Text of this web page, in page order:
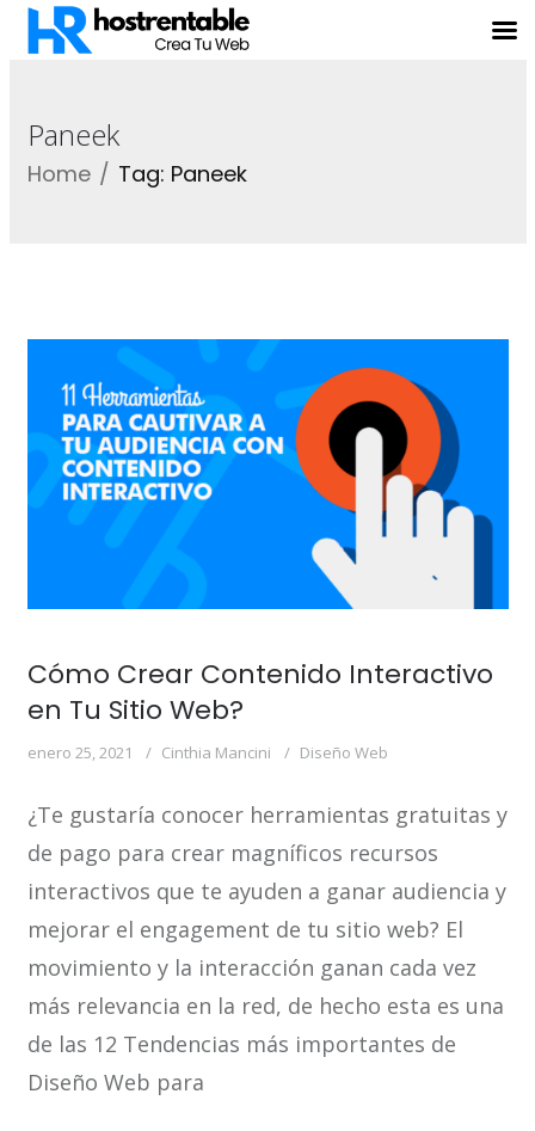
Paneek
Home Tag: Paneek
Cómo Crear Contenido Interactivo
en Tu Sitio Web?
enero 25, 2021 Cinthia Mancini Diseño Web
¿Te gustaría conocer herramientas gratuitas y
de pago para crear magníficos recursos
interactivos que te ayuden a ganar audiencia y
mejorar el engagement de tu sitio web? El
movimiento y la interacción ganan cada vez
más relevancia en la red, de hecho esta es una
de las 12 Tendencias más importantes de
Diseño Web para